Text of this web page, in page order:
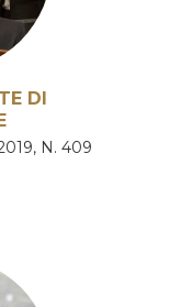
DI
N. 409